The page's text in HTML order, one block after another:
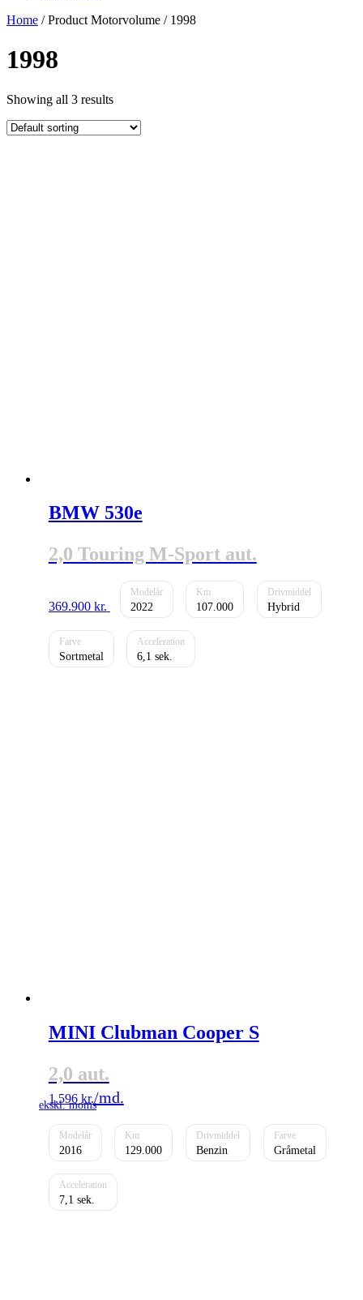
Home / Product Motorvolume / 1998
1998
Showing all 3 results
BMW 530e
2,0 Touring M-Sport aut.
369.900 kr. 2022 107.000 Hybrid
Sortmetal 6,1
MINI Clubman Cooper S
2,0 aut.
1.596 kr.
2016 129.000 Benzin Gråmetal
7,1